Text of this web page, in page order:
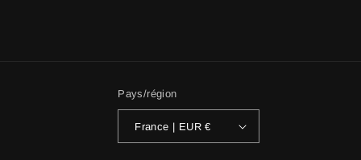
Pays/région
France | EUR €